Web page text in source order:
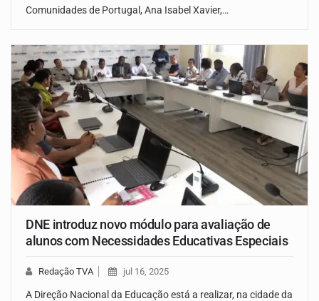
Comunidades de Portugal, Ana Isabel Xavier,…
DNE introduz novo módulo para avaliação de
alunos com Necessidades Educativas Especiais
Redação TVA jul 16, 2025
A Direção Nacional da Educação está a realizar, na cidade da